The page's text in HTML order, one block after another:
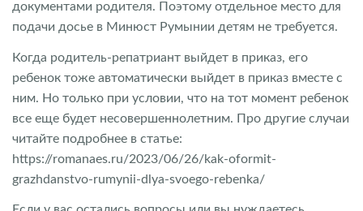
документами родителя. Поэтому отдельное место для
подачи досье в Минюст Румынии детям не требуется.
Когда родитель-репатриант выйдет в приказ, его
ребенок тоже автоматически выйдет в приказ вместе с
ним. Но только при условии, что на тот момент ребенок
все еще будет несовершеннолетним. Про другие случаи
читайте подробнее в статье:
https://romanaes.ru/2023/06/26/kak-oformit-
grazhdanstvo-rumynii-dlya-svoego-rebenka/